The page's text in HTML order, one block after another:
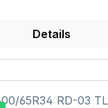
Details